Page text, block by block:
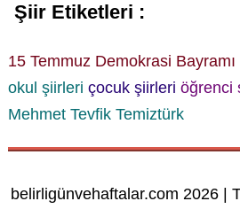
Şiir Etiketleri :
15 Temmuz Demokrasi Bayramı
okul şiirleri çocuk şiirleri öğrenci
Mehmet Tevfik Temiztürk
belirligünvehaftalar.com 2026 |